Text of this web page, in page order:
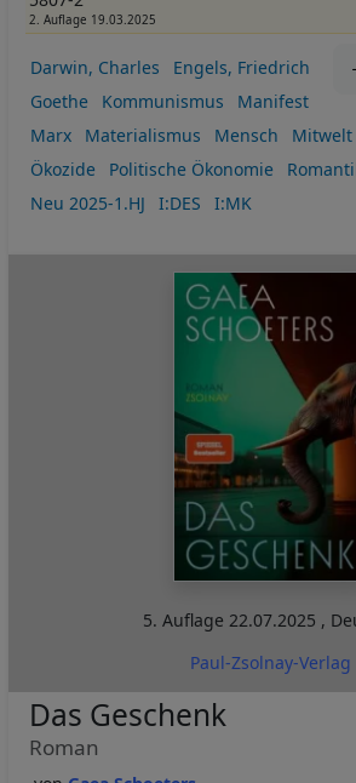
2. Auflage 19.03.2025
Darwin, Charles
Engels, Friedrich
Goethe
Kommunismus
Manifest
Marx
Materialismus Mensch Mitwelt
Ökozide
Politische Ökonomie
Neu 2025-1.HJ
I:DES I:MK
5. Auflage22.07.2025 ,
Paul-Zsolnay-Verlag
Das Geschenk
Roman